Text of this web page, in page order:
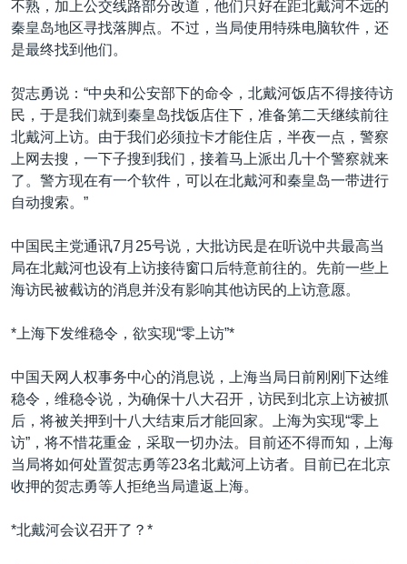
不熟，加上公交线路部分改道，他们只好在距北戴河不远的
秦皇岛地区寻找落脚点。不过，当局使用特殊电脑软件，还
是最终找到他们。
贺志勇说：“中央和公安部下的命令，北戴河饭店不得接待访
民，于是我们就到秦皇岛找饭店住下，准备第二天继续前往
北戴河上访。由于我们必须拉卡才能住店，半夜一点，警察
上网去搜，一下子搜到我们，接着马上派出几十个警察就来
了。警方现在有一个软件，可以在北戴河和秦皇岛一带进行
自动搜索。”
中国民主党通讯7月25号说，大批访民是在听说中共最高当
局在北戴河也设有上访接待窗口后特意前往的。先前一些上
海访民被截访的消息并没有影响其他访民的上访意愿。
*上海下发维稳令，欲实现“零上访”*
中国天网人权事务中心的消息说，上海当局日前刚刚下达维
稳令，维稳令说，为确保十八大召开，访民到北京上访被抓
后，将被关押到十八大结束后才能回家。上海为实现“零上
访”，将不惜花重金，采取一切办法。目前还不得而知，上海
当局将如何处置贺志勇等23名北戴河上访者。目前已在北京
收押的贺志勇等人拒绝当局遣返上海。
*北戴河会议召开了？*